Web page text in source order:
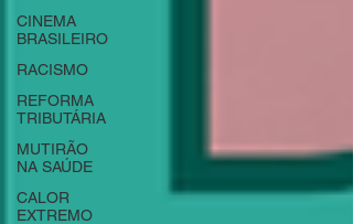
CINEMA
BRASILEIRO
RACISMO
REFORMA
TRIBUTÁRIA
MUTIRÃO
NA SAÚDE
CALOR
EXTREMO